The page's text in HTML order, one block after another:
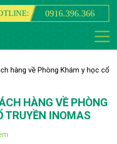
0916.396.366
hàng về Phòng Khám y học cổ
HÀNG VỀ PHÒNG
TRUYỀN INOMAS